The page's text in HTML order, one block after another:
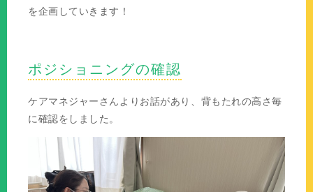
を企画していきます！
ポジショニングの確認
ケアマネジャーさんよりお話があり、背もたれの高さ毎
に確認をしました。